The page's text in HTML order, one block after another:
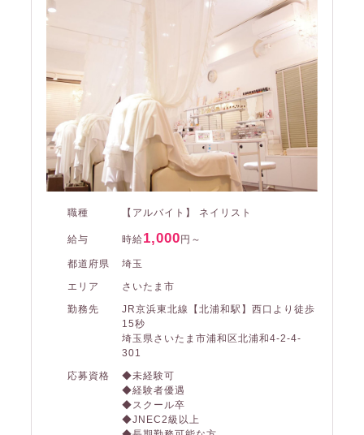
職種 【アルバイト】 ネイリスト
給与 時給1,000円～
都道府県
埼玉
エリア
さいたま市
勤務先
JR京浜東北線【北浦和駅】西口より徒歩
15秒
埼玉県さいたま市浦和区北浦和4-2-4-
301
応募資格
◆未経験可
◆経験者優遇
◆スクール卒
◆JNEC2級以上